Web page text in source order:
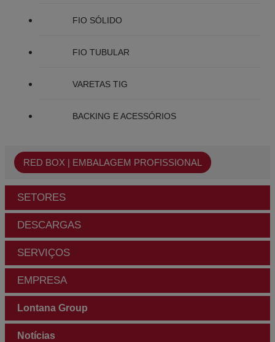
FIO SÓLIDO
FIO TUBULAR
VARETAS TIG
BACKING E ACESSÓRIOS
RED BOX | EMBALAGEM PROFISSIONAL
SETORES
DESCARGAS
SERVIÇOS
EMPRESA
Lontana Group
Notícias